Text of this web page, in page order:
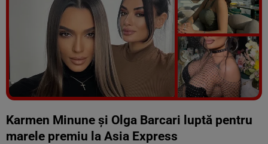
Vezi galeria foto
7 poze
Karmen Minune şi Olga Barcari luptă pentru
marele premiu la Asia Express